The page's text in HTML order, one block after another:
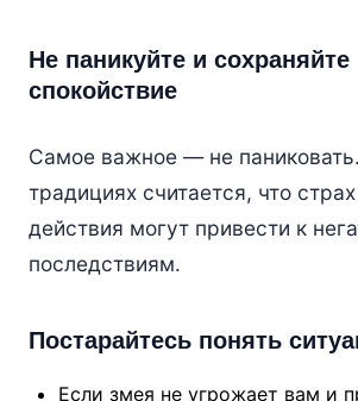
Не паникуйте и сохраняйте
спокойствие
Самое важное — не
традициях считается, что
действия могут привести к
последствиям.
Постарайтесь понять
Если змея не угрожает вам и